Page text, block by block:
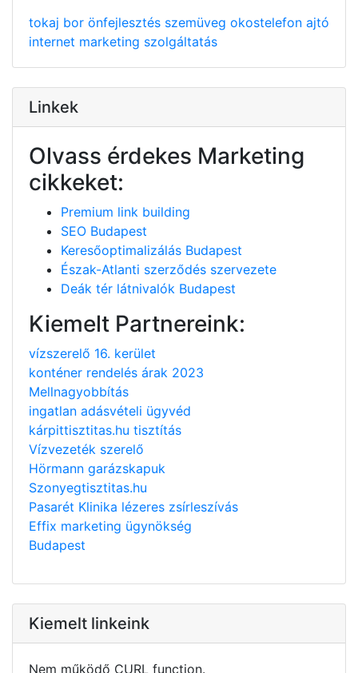
tokaj bor önfejlesztés szemüveg okostelefon ajtó
internet marketing szolgáltatás
Linkek
Olvass érdekes Marketing
cikkeket:
Premium link building
SEO Budapest
Keresőoptimalizálás Budapest
Észak-Atlanti szerződés szervezete
Deák tér látnivalók Budapest
Kiemelt Partnereink:
vízszerelő 16. kerület
konténer rendelés árak 2023
Mellnagyobbítás
ingatlan adásvételi ügyvéd
kárpittisztitas.hu tisztítás
Vízvezeték szerelő
Hörmann garázskapuk
Szonyegtisztitas.hu
Pasarét Klinika lézeres zsírleszívás
Effix marketing ügynökség
Budapest
Kiemelt linkeink
Nem működő CURL function.